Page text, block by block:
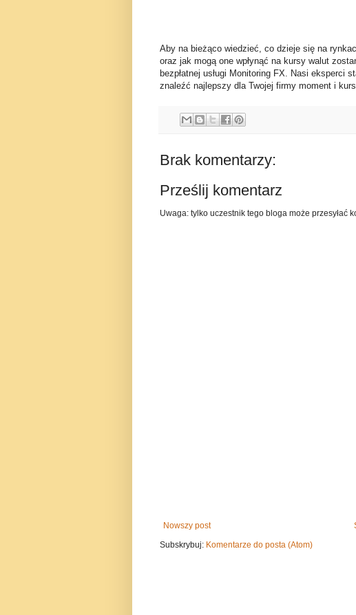
Aby na bieżąco wiedzieć, co dzieje się na
oraz jak mogą one wpłynąć na kursy walut
bezpłatnej usługi Monitoring FX. Nasi eksperci
znaleźć najlepszy dla Twojej firmy moment i
Brak komentarzy:
Prześlij komentarz
Uwaga: tylko uczestnik tego bloga może przesyłać
Nowszy post
Subskrybuj: Komentarze do posta (Atom)